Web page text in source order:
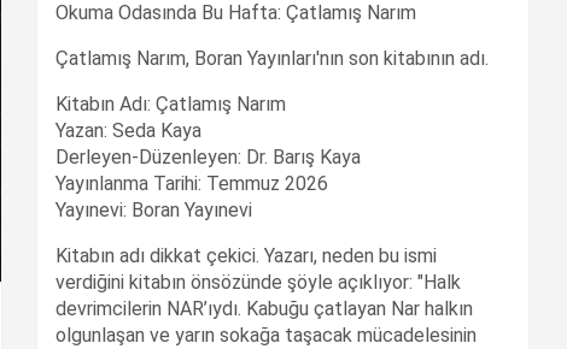
Okuma Odasında Bu Hafta: Çatlamış Narım
Çatlamış Narım, Boran Yayınları'nın son kitabının adı.
Kitabın Adı: Çatlamış Narım
Yazan: Seda Kaya
Derleyen-Düzenleyen: Dr. Barış Kaya
Yayınlanma Tarihi: Temmuz 2026
Yayınevi: Boran Yayınevi
Kitabın adı dikkat çekici. Yazarı, neden bu ismi
verdiğini kitabın önsözünde şöyle açıklıyor: "Halk
devrimcilerin NAR’ıydı. Kabuğu çatlayan Nar halkın
olgunlaşan ve yarın sokağa taşacak mücadelesinin